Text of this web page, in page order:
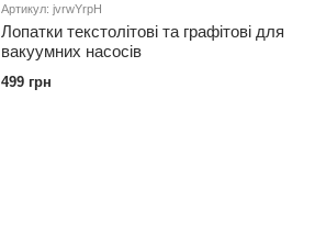
Артикул: jvrwYrpH
Лопатки текстолітові та графітові для
вакуумних насосів
499 грн